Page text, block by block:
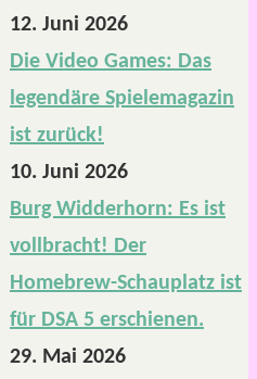
12. Juni 2026
Die Video Games: Das
legendäre Spielemagazin
ist zurück!
10. Juni 2026
Burg Widderhorn: Es ist
vollbracht! Der
Homebrew-Schauplatz ist
für DSA 5 erschienen.
29. Mai 2026